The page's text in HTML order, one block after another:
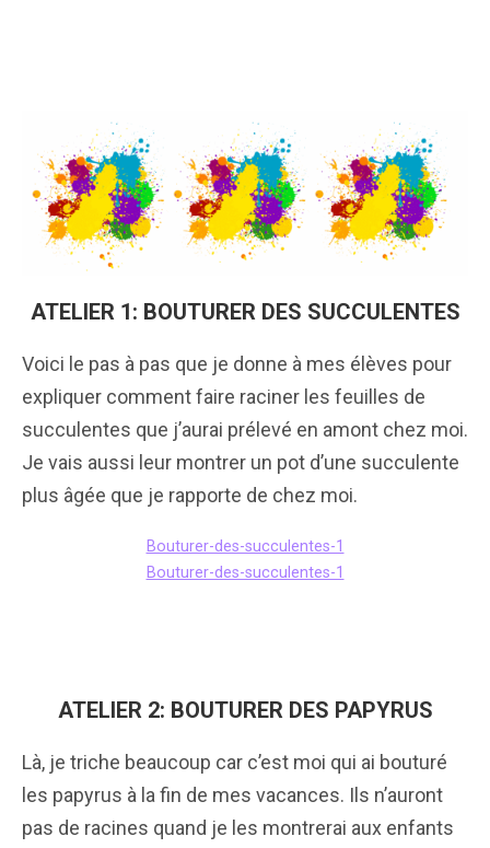
ATELIER 1: BOUTURER DES SUCCULENTES
Voici le pas à pas que je donne à mes élèves pour
expliquer comment faire raciner les feuilles de
succulentes que j’aurai prélevé en amont chez moi.
Je vais aussi leur montrer un pot d’une succulente
plus âgée que je rapporte de chez moi.
Bouturer-des-succulentes-1
Bouturer-des-succulentes-1
ATELIER 2: BOUTURER DES PAPYRUS
Là, je triche beaucoup car c’est moi qui ai bouturé
les papyrus à la fin de mes vacances. Ils n’auront
pas de racines quand je les montrerai aux enfants